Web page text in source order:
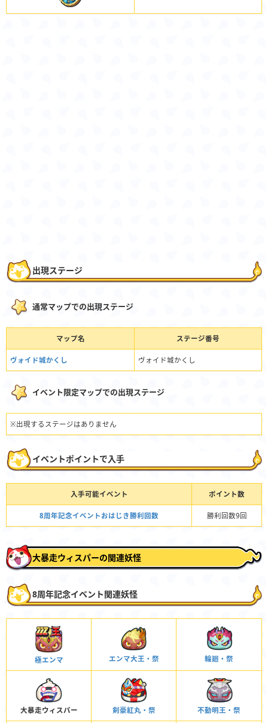
出現ステージ
通常マップでの出現ステージ
マップ名 ステージ番号
ヴォイド城かくし ヴォイド城かくし
イベント限定マップでの出現ステージ
※出現するステージはありません
イベントポイントで入手
入手可能イベント ポイント数
8周年記念イベントおはじき勝利回数 勝利回数9回
大暴走ウィスパーの関連妖怪
8周年記念イベント関連妖怪
極エンマ エンマ大王・祭 輪廻・祭
大暴走ウィスパー 剣豪紅丸・祭 不動明王・祭